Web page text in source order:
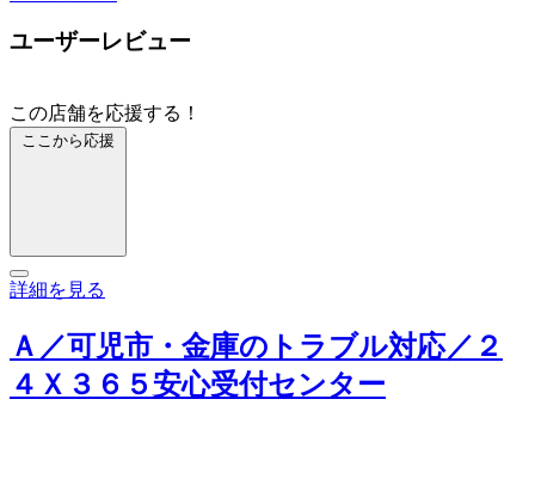
ユーザーレビュー
この店舗を応援する！
ここから応援
詳細を見る
Ａ／可児市・金庫のトラブル対応／２
４Ｘ３６５安心受付センター